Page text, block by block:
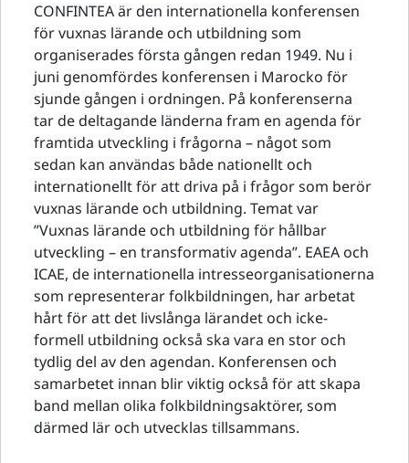
CONFINTEA är den internationella konferensen
för vuxnas lärande och utbildning som
organiserades första gången redan 1949. Nu i
juni genomfördes konferensen i Marocko för
sjunde gången i ordningen. På konferenserna
tar de deltagande länderna fram en agenda för
framtida utveckling i frågorna – något som
sedan kan användas både nationellt och
internationellt för att driva på i frågor som berör
vuxnas lärande och utbildning. Temat var
”Vuxnas lärande och utbildning för hållbar
utveckling – en transformativ agenda”. EAEA och
ICAE, de internationella intresseorganisationerna
som representerar folkbildningen, har arbetat
hårt för att det livslånga lärandet och icke-
formell utbildning också ska vara en stor och
tydlig del av den agendan. Konferensen och
samarbetet innan blir viktig också för att skapa
band mellan olika folkbildningsaktörer, som
därmed lär och utvecklas tillsammans.